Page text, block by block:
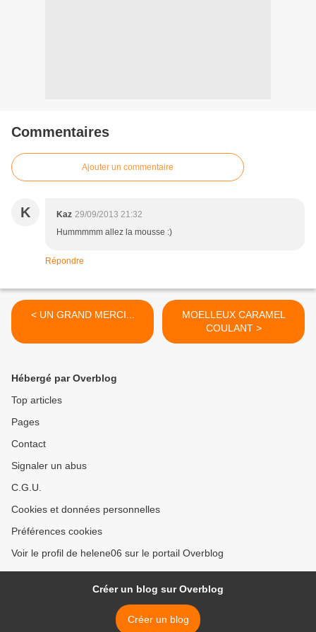
Commentaires
Ajouter un commentaire
K Kaz 29/09/2013 21:32
Hummmmm allez la mousse :)
Répondre
< UN GRAND MERCI...
MOELLEUX CARAMEL
COULANT >
Hébergé par Overblog
Top articles
Pages
Contact
Signaler un abus
C.G.U.
Cookies et données personnelles
Préférences cookies
Voir le profil de helene06 sur le portail Overblog
Créer un blog sur Overblog
Créer un blog